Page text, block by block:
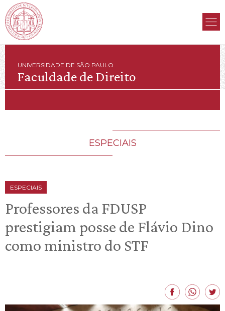
UNIVERSIDADE DE SÃO PAULO
Faculdade de Direito
ESPECIAIS
ESPECIAIS
Professores da FDUSP
prestigiam posse de Flávio Dino
como ministro do STF